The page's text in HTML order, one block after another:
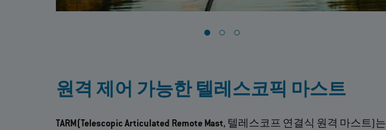
원격 제어 가능한 텔레스코픽 마스트
TARM(Telescopic Articulated Remote Mast, 텔레스코프 연결식 원격 마스트)는